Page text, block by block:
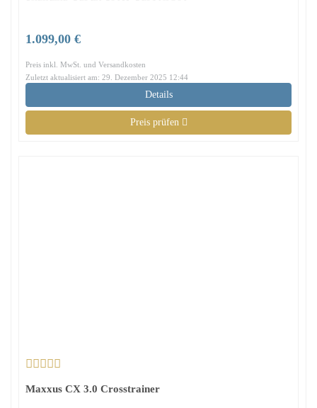
1.099,00 €
Preis inkl. MwSt. und Versandkosten
Zuletzt aktualisiert am: 29. Dezember 2025 12:44
Details
Preis prüfen
Maxxus CX 3.0 Crosstrainer